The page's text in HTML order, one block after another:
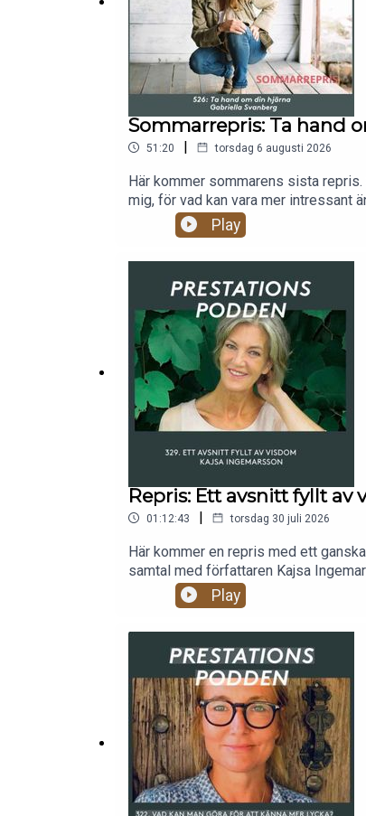
Sommarrepris: Ta hand
51:20 | torsdag 6 augusti 2026
Här kommer sommarens sista
mig, för vad kan vara mer intressant
vi kan använda.Lyssna på en klok
i kontakt med mig, Caroline, besök
kontakta Daniel på
Play
Repris: Ett avsnitt fyllt av
01:12:43 | torsdag 30 juli 2026
Här kommer en repris med ett
samtal med författaren Kajsa
romanförfattare till att skriva böcker
eftersom den roll hon behövde
om du lämnar en recension på
https://poddtoppen.se/podcast/
Play